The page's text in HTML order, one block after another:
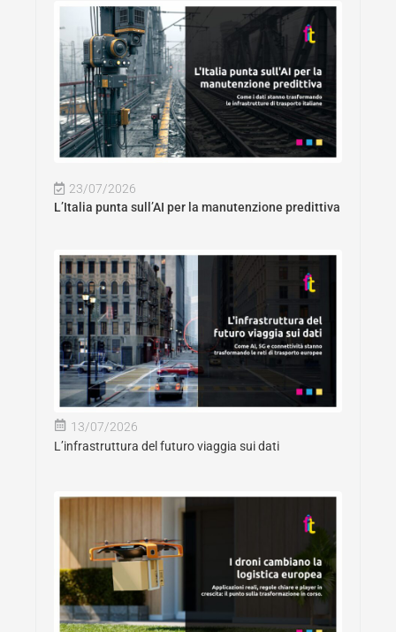
23/07/2026
L’Italia punta sull’AI per la manutenzione predittiva
13/07/2026
L’infrastruttura del futuro viaggia sui dati